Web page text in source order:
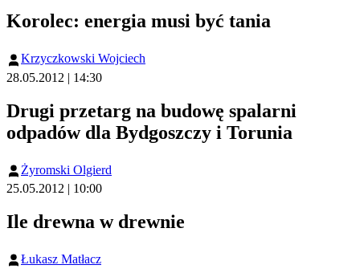
Korolec: energia musi być tania
Krzyczkowski Wojciech
28.05.2012 | 14:30
Drugi przetarg na budowę spalarni
odpadów dla Bydgoszczy i Torunia
Żyromski Olgierd
25.05.2012 | 10:00
Ile drewna w drewnie
Łukasz Matłacz